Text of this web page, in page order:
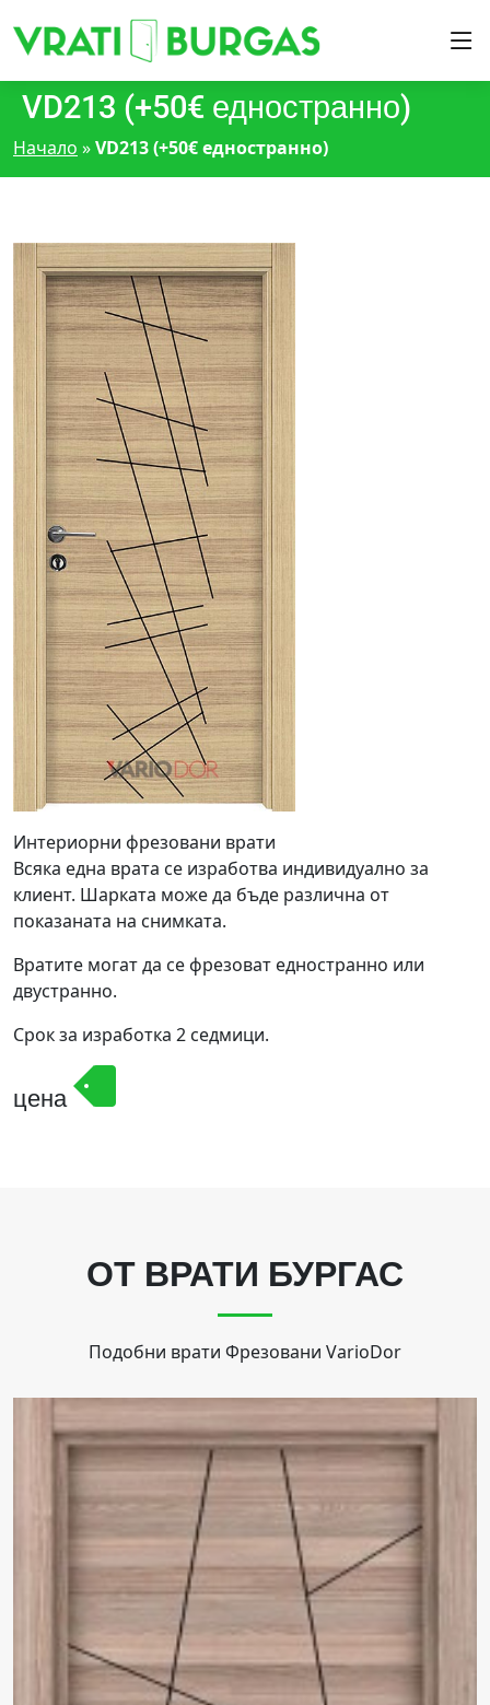
VD213 (+50€ едностранно)
Начало »VD213 (+50€ едностранно)
Интериорни фрезовани врати
Всяка една врата се изработва индивидуално за
клиент. Шарката може да бъде различна от
показаната на снимката.
Вратите могат да се фрезоват едностранно или
двустранно.
Срок за изработка 2 седмици.
цена
ОТ ВРАТИ БУРГАС
Подобни врати Фрезовани VarioDor